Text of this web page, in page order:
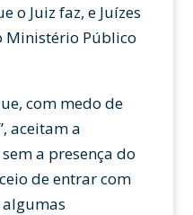
o Juiz faz, e Juízes
Ministério Público
com medo de
aceitam a
a presença do
de entrar com